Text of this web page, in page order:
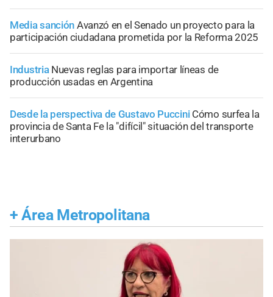
Media sanción Avanzó en el Senado un proyecto para la
participación ciudadana prometida por la Reforma 2025
Industria Nuevas reglas para importar líneas de
producción usadas en Argentina
Desde la perspectiva de Gustavo Puccini Cómo surfea la
provincia de Santa Fe la "difícil" situación del transporte
interurbano
+ Área Metropolitana